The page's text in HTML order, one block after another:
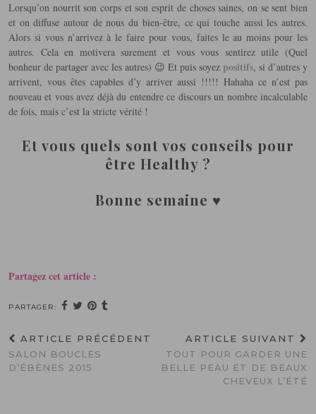
Lorsqu’on nourrit son corps et son esprit de choses saines, on se sent bien
et on diffuse autour de nous du bien-être, ce qui touche aussi les autres.
Alors si vous n’arrivez à le faire pour vous, faites le au moins pour les
autres. Cela en motivera surement et vous vous sentirez utile (Quel
bonheur de partager avec les autres) 😉 Et puis soyez positifs, si d’autres y
arrivent, vous êtes capables d’y arriver aussi !!!!! Hahaha ce n’est pas
nouveau et vous avez déjà du entendre ce discours un nombre incalculable
de fois, mais c’est la stricte vérité !
Et vous quels sont vos conseils pour
être Healthy ?
Bonne semaine ♥
Partagez cet article :
PARTAGER:
ARTICLE PRÉCÉDENT
SALON BOUCLES
D’ÉBÈNES 2015
ARTICLE SUIVANT
TOUT POUR GARDER UNE
BELLE PEAU ET DE BEAUX
CHEVEUX L’ÉTÉ